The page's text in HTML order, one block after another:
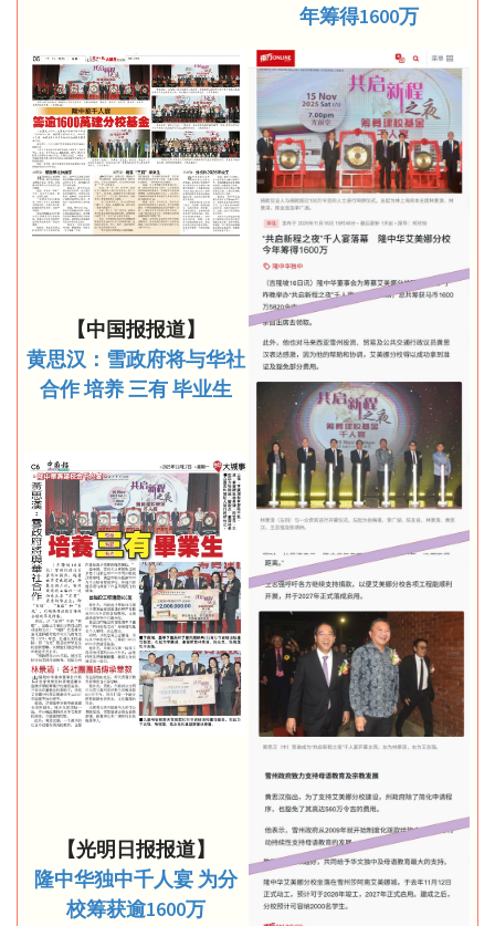
年筹得1600万
【中国报报道】
黄思汉：雪政府将与华社
合作 培养 三有 毕业生
【光明日报报道】
隆中华独中千人宴 为分
校筹获逾1600万